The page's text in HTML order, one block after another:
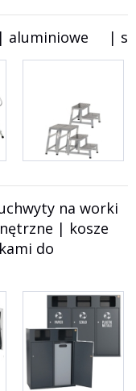
| aluminiowe     |
uchwyty na worki
| kosze
do